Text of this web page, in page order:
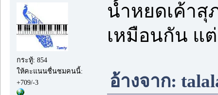
กระทู้: 854
ให้คะแนนชื่นชมคนนี้:
+709/-3
น้ำหยดเค้าสุ
เหมือนกัน แ
อ้างจาก: